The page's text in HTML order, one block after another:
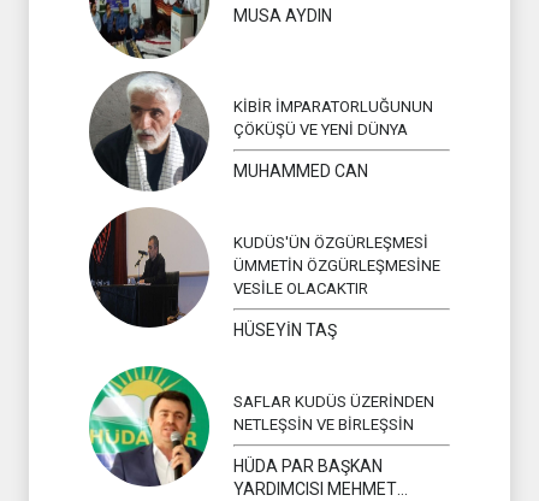
MUSA AYDIN
KİBİR İMPARATORLUĞUNUN
ÇÖKÜŞÜ VE YENİ DÜNYA
MUHAMMED CAN
KUDÜS'ÜN ÖZGÜRLEŞMESİ
ÜMMETİN ÖZGÜRLEŞMESİNE
VESİLE OLACAKTIR
HÜSEYİN TAŞ
SAFLAR KUDÜS ÜZERİNDEN
NETLEŞSİN VE BİRLEŞSİN
HÜDA PAR BAŞKAN
YARDIMCISI MEHMET